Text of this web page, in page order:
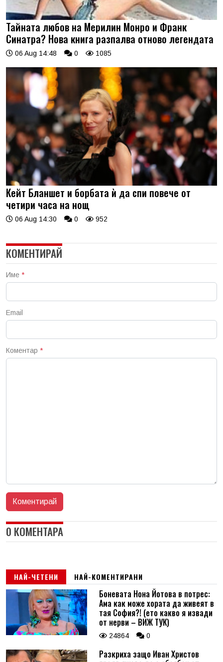
Тайната любов на Мерилин Монро и Франк
Синатра? Нова книга разпалва отново легендата
06 Aug 14:48 0 1085
Кейт Бланшет и борбата ѝ да спи повече от
четири часа на нощ
06 Aug 14:30 0 952
КОМЕНТИРАЙ
Име *
Email
Коментар *
0 КОМЕНТАРА
НАЙ-ЧЕТЕНИ НАЙ-КОМЕНТИРАНИ
Боневата Нона Йотова в потрес:
Ама как може хората да живеят в
тая София?! (ето какво я извади
от нерви – ВИЖ ТУК)
24864 0
Разкриха защо Иван Христов